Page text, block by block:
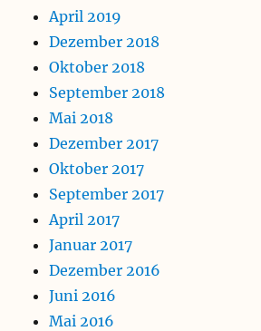
April 2019
Dezember 2018
Oktober 2018
September 2018
Mai 2018
Dezember 2017
Oktober 2017
September 2017
April 2017
Januar 2017
Dezember 2016
Juni 2016
Mai 2016